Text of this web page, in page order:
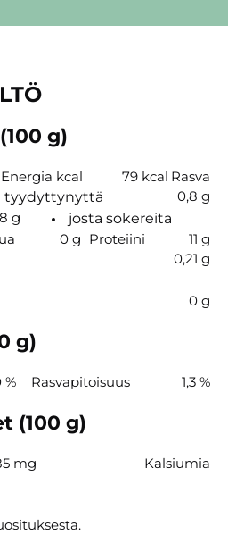
g)
Energia kcal 79 kcal Rasva
tyydyttynyttä
0,8 g
g
josta sokereita
0 g Proteiini
11 g
0,21 g
0 g
g)
% Rasvapitoisuus 1,3 %
(100 g)
mg
Kalsiumia